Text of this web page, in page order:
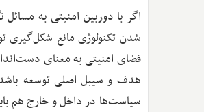
اگر با دوربین امنیتی به
شدن تکنولوژی مانع شکل‌گیری
فضای امنیتی به معنای
هدف و سیبل اصلی توسعه
سیاست‌ها در داخل و خارج هم